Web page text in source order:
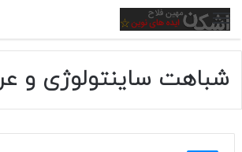
منو
شباهت ساینتولوژی و